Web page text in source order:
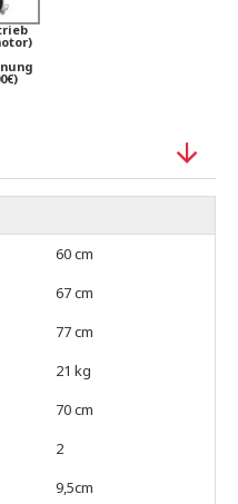
60 cm
67 cm
77 cm
21 kg
70 cm
2
9,5cm